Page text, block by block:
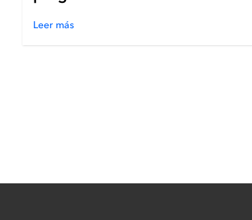
proveedores de software
Leer más